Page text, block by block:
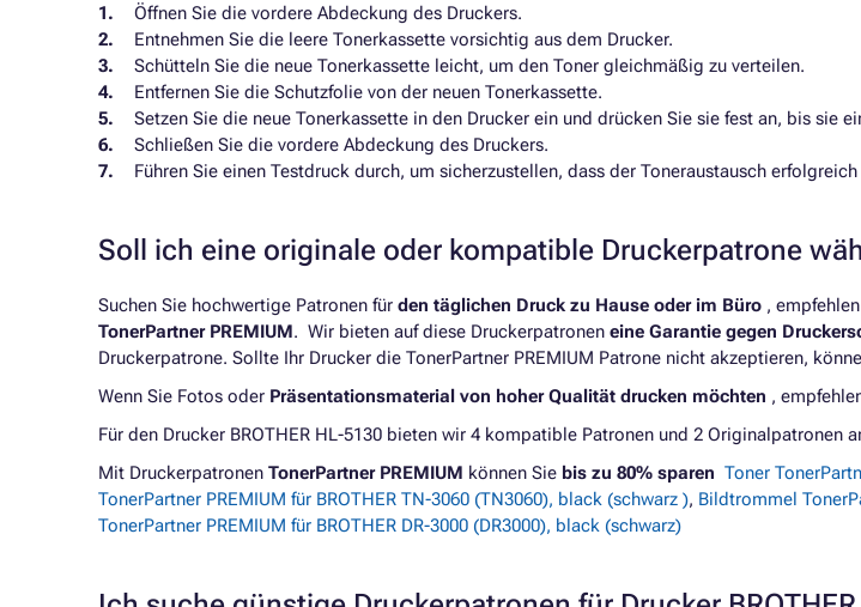
Öffnen Sie die vordere Abdeckung des Druckers.
Entnehmen Sie die leere Tonerkassette vorsichtig aus dem Drucker.
Schütteln Sie die neue Tonerkassette leicht, um den Toner gleichmäßig zu verteilen.
Entfernen Sie die Schutzfolie von der neuen Tonerkassette.
Setzen Sie die neue Tonerkassette in den Drucker ein und drücken Sie sie fest an, bis sie
Schließen Sie die vordere Abdeckung des Druckers.
Führen Sie einen Testdruck durch, um sicherzustellen, dass der Toneraustausch erfolgreich
Soll ich eine originale oder kompatible Druckerpatrone
Suchen Sie hochwertige Patronen für den täglichen Druck zu Hause oder im Büro ,
TonerPartner PREMIUM. Wir bieten auf diese Druckerpatronen eine Garantie gegen
Druckerpatrone. Sollte Ihr Drucker die TonerPartner PREMIUM Patrone nicht akzeptieren,
Wenn Sie Fotos oder Präsentationsmaterial von hoher Qualität drucken möchten ,
Für den Drucker BROTHER HL-5130 bieten wir 4 kompatible Patronen und 2 Originalpatronen
Mit Druckerpatronen TonerPartner PREMIUM können Sie bis zu 80% sparen Toner
TonerPartner PREMIUM für BROTHER TN-3060 (TN3060), black (schwarz ), Bildtrommel
TonerPartner PREMIUM für BROTHER DR-3000 (DR3000), black (schwarz)